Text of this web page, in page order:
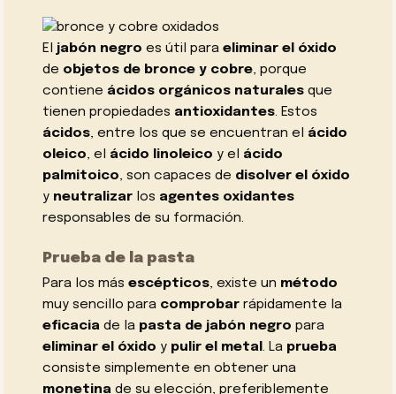
El jabón negro es útil paraeliminar el óxido
de objetos de bronce y cobre, porque
contiene ácidos orgánicos naturales que
tienen propiedades antioxidantes. Estos
ácidos, entre los que se encuentran el ácido
oleico, el ácido linoleico y el ácido
palmitoico, son capaces de disolver el óxido
y neutralizar los agentes oxidantes
responsables de su formación.
Prueba de la pasta
Para los másescépticos, existe un método
muy sencillo para comprobar rápidamente la
eficacia de la pasta de jabón negro para
eliminar el óxido y pulir el metal. La prueba
consiste simplemente en obtener una
monetina de su elección, preferiblemente